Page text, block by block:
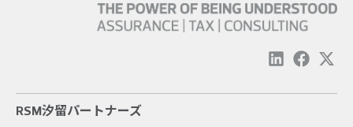
RSM汐留パートナーズ